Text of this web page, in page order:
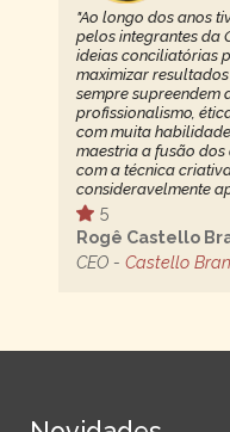
"Ao longo dos anos
pelos integrantes da
ideias conciliatórias
maximizar
sempre supreendem
profissionalismo,
com muita
maestria a fusão dos
com a técnica
consideravelmente
5
Rogê Castello
CEO - Castello